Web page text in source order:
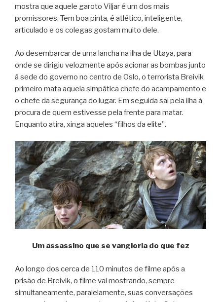
mostra que aquele garoto Viljar é um dos mais
promissores. Tem boa pinta, é atlético, inteligente,
articulado e os colegas gostam muito dele.
Ao desembarcar de uma lancha na ilha de Utøya, para
onde se dirigiu velozmente após acionar as bombas junto
à sede do governo no centro de Oslo, o terrorista Breivik
primeiro mata aquela simpática chefe do acampamento e
o chefe da segurança do lugar. Em seguida sai pela ilha à
procura de quem estivesse pela frente para matar.
Enquanto atira, xinga aqueles “filhos da elite”.
Um assassino que se vangloria do que fez
Ao longo dos cerca de 110 minutos de filme após a
prisão de Breivik, o filme vai mostrando, sempre
simultaneamente, paralelamente, suas conversações